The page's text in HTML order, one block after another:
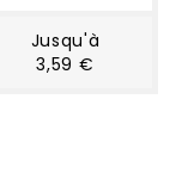
Jusqu'à
3,59 €